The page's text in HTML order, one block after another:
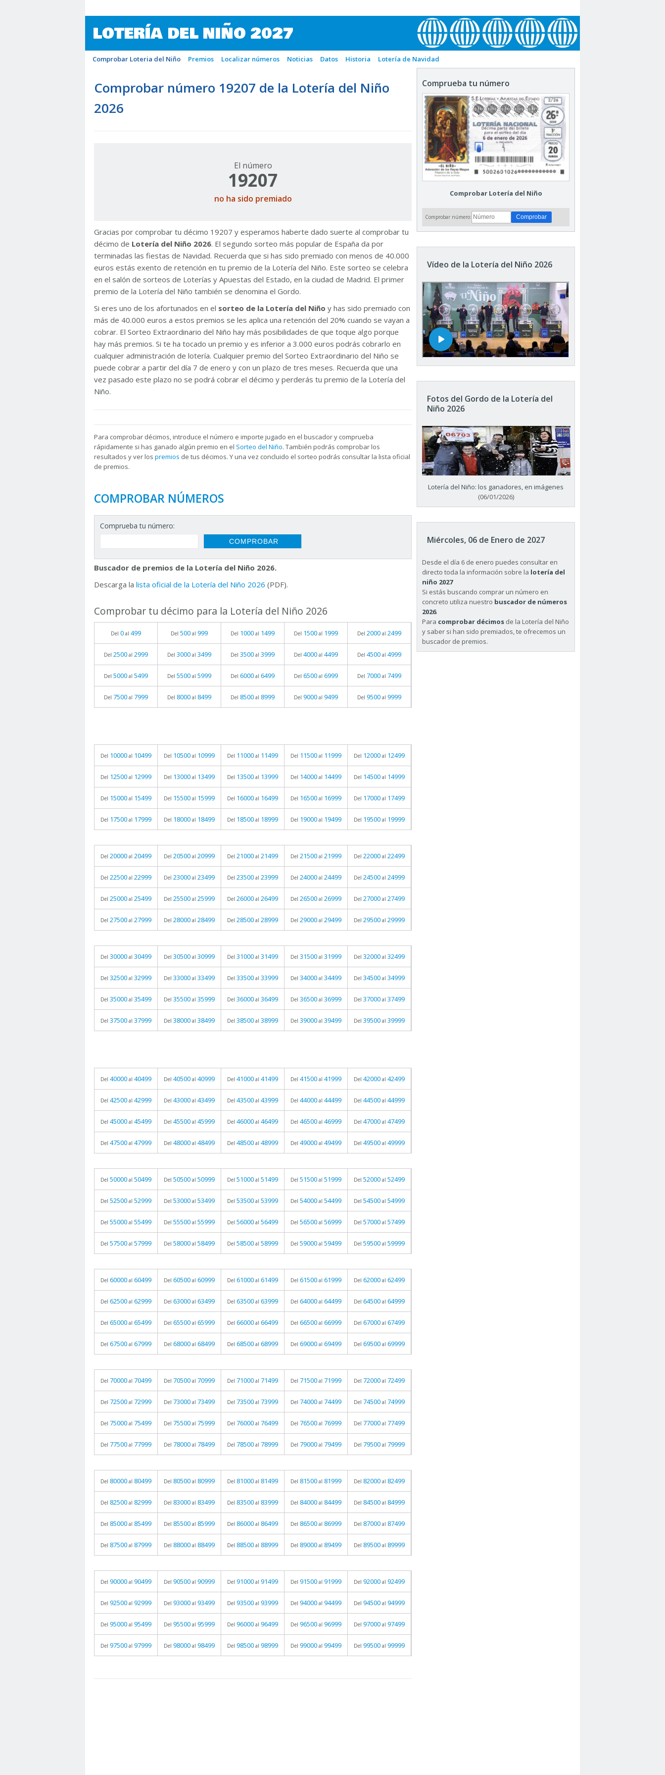
LOTERÍA DEL NIÑO 2027
Comprobar Loteria del Niño Premios Localizar números Noticias Datos Historia Lotería de Navidad
Comprobar número 19207 de la Lotería del Niño
2026
El número
19207
no ha sido premiado
Gracias por comprobar tu décimo 19207 y esperamos haberte dado suerte al comprobar tu
décimo de Lotería del Niño 2026. El segundo sorteo más popular de España da por
terminadas las fiestas de Navidad. Recuerda que si has sido premiado con menos de 40.000
euros estás exento de retención en tu premio de la Lotería del Niño. Este sorteo se celebra
en el salón de sorteos de Loterías y Apuestas del Estado, en la ciudad de Madrid. El primer
premio de la Lotería del Niño también se denomina el Gordo.
Si eres uno de los afortunados en el sorteo de la Lotería del Niño y has sido premiado con
más de 40.000 euros a estos premios se les aplica una retención del 20% cuando se vayan a
cobrar. El Sorteo Extraordinario del Niño hay más posibilidades de que toque algo porque
hay más premios. Si te ha tocado un premio y es inferior a 3.000 euros podrás cobrarlo en
cualquier administración de lotería. Cualquier premio del Sorteo Extraordinario del Niño se
puede cobrar a partir del día 7 de enero y con un plazo de tres meses. Recuerda que una
vez pasado este plazo no se podrá cobrar el décimo y perderás tu premio de la Lotería del
Niño.
Para comprobar décimos, introduce el número e importe jugado en el buscador y comprueba
rápidamente si has ganado algún premio en el Sorteo del Niño. También podrás comprobar los
resultados y ver los premios de tus décimos. Y una vez concluido el sorteo podrás consultar la lista oficial
de premios.
COMPROBAR NÚMEROS
Comprueba tu número:
Buscador de premios de la Lotería del Niño 2026.
Descarga la lista oficial de la Lotería del Niño 2026 (PDF).
Comprobar tu décimo para la Lotería del Niño 2026
Del 0 al 499 Del 500 al 999 Del 1000 al 1499 Del 1500 al 1999 Del 2000 al 2499
Del 2500 al 2999 Del 3000 al 3499 Del 3500 al 3999 Del 4000 al 4499 Del 4500 al 4999
Del 5000 al 5499 Del 5500 al 5999 Del 6000 al 6499 Del 6500 al 6999 Del 7000 al 7499
Del 7500 al 7999 Del 8000 al 8499 Del 8500 al 8999 Del 9000 al 9499 Del 9500 al 9999
Del 10000 al 10499 Del 10500 al 10999 Del 11000 al 11499 Del 11500 al 11999 Del 12000 al 12499
Del 12500 al 12999 Del 13000 al 13499 Del 13500 al 13999 Del 14000 al 14499 Del 14500 al 14999
Del 15000 al 15499 Del 15500 al 15999 Del 16000 al 16499 Del 16500 al 16999 Del 17000 al 17499
Del 17500 al 17999 Del 18000 al 18499 Del 18500 al 18999 Del 19000 al 19499 Del 19500 al 19999
Del 20000 al 20499 Del 20500 al 20999 Del 21000 al 21499 Del 21500 al 21999 Del 22000 al 22499
Del 22500 al 22999 Del 23000 al 23499 Del 23500 al 23999 Del 24000 al 24499 Del 24500 al 24999
Del 25000 al 25499 Del 25500 al 25999 Del 26000 al 26499 Del 26500 al 26999 Del 27000 al 27499
Del 27500 al 27999 Del 28000 al 28499 Del 28500 al 28999 Del 29000 al 29499 Del 29500 al 29999
Del 30000 al 30499 Del 30500 al 30999 Del 31000 al 31499 Del 31500 al 31999 Del 32000 al 32499
Del 32500 al 32999 Del 33000 al 33499 Del 33500 al 33999 Del 34000 al 34499 Del 34500 al 34999
Del 35000 al 35499 Del 35500 al 35999 Del 36000 al 36499 Del 36500 al 36999 Del 37000 al 37499
Del 37500 al 37999 Del 38000 al 38499 Del 38500 al 38999 Del 39000 al 39499 Del 39500 al 39999
Del 40000 al 40499 Del 40500 al 40999 Del 41000 al 41499 Del 41500 al 41999 Del 42000 al 42499
Del 42500 al 42999 Del 43000 al 43499 Del 43500 al 43999 Del 44000 al 44499 Del 44500 al 44999
Del 45000 al 45499 Del 45500 al 45999 Del 46000 al 46499 Del 46500 al 46999 Del 47000 al 47499
Del 47500 al 47999 Del 48000 al 48499 Del 48500 al 48999 Del 49000 al 49499 Del 49500 al 49999
Del 50000 al 50499 Del 50500 al 50999 Del 51000 al 51499 Del 51500 al 51999 Del 52000 al 52499
Del 52500 al 52999 Del 53000 al 53499 Del 53500 al 53999 Del 54000 al 54499 Del 54500 al 54999
Del 55000 al 55499 Del 55500 al 55999 Del 56000 al 56499 Del 56500 al 56999 Del 57000 al 57499
Del 57500 al 57999 Del 58000 al 58499 Del 58500 al 58999 Del 59000 al 59499 Del 59500 al 59999
Del 60000 al 60499 Del 60500 al 60999 Del 61000 al 61499 Del 61500 al 61999 Del 62000 al 62499
Del 62500 al 62999 Del 63000 al 63499 Del 63500 al 63999 Del 64000 al 64499 Del 64500 al 64999
Del 65000 al 65499 Del 65500 al 65999 Del 66000 al 66499 Del 66500 al 66999 Del 67000 al 67499
Del 67500 al 67999 Del 68000 al 68499 Del 68500 al 68999 Del 69000 al 69499 Del 69500 al 69999
Del 70000 al 70499 Del 70500 al 70999 Del 71000 al 71499 Del 71500 al 71999 Del 72000 al 72499
Del 72500 al 72999 Del 73000 al 73499 Del 73500 al 73999 Del 74000 al 74499 Del 74500 al 74999
Del 75000 al 75499 Del 75500 al 75999 Del 76000 al 76499 Del 76500 al 76999 Del 77000 al 77499
Del 77500 al 77999 Del 78000 al 78499 Del 78500 al 78999 Del 79000 al 79499 Del 79500 al 79999
Del 80000 al 80499 Del 80500 al 80999 Del 81000 al 81499 Del 81500 al 81999 Del 82000 al 82499
Del 82500 al 82999 Del 83000 al 83499 Del 83500 al 83999 Del 84000 al 84499 Del 84500 al 84999
Del 85000 al 85499 Del 85500 al 85999 Del 86000 al 86499 Del 86500 al 86999 Del 87000 al 87499
Del 87500 al 87999 Del 88000 al 88499 Del 88500 al 88999 Del 89000 al 89499 Del 89500 al 89999
Del 90000 al 90499 Del 90500 al 90999 Del 91000 al 91499 Del 91500 al 91999 Del 92000 al 92499
Del 92500 al 92999 Del 93000 al 93499 Del 93500 al 93999 Del 94000 al 94499 Del 94500 al 94999
Del 95000 al 95499 Del 95500 al 95999 Del 96000 al 96499 Del 96500 al 96999 Del 97000 al 97499
Del 97500 al 97999 Del 98000 al 98499 Del 98500 al 98999 Del 99000 al 99499 Del 99500 al 99999
Comprueba tu número
Comprobar Lotería del Niño
Comprobar número:
Vídeo de la Lotería del Niño 2026
Fotos del Gordo de la Lotería del
Niño 2026
Lotería del Niño: los ganadores, en imágenes
(06/01/2026)
Miércoles, 06 de Enero de 2027
Desde el día 6 de enero puedes consultar en
directo toda la información sobre la lotería del
niño 2027
Si estás buscando comprar un número en
concreto utiliza nuestro buscador de números
2026.
Para comprobar décimos de la Lotería del Niño
y saber si han sido premiados, te ofrecemos un
buscador de premios.